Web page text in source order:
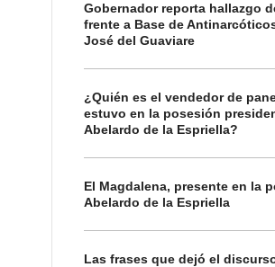
Gobernador reporta hallazgo
frente a Base de
José del Guaviare
¿Quién es el vendedor de
estuvo en la posesión
Abelardo de la Espriella?
El Magdalena, presente en la
Abelardo de la Espriella
Las frases que dejó el